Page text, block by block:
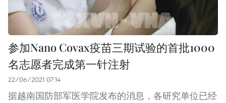
参加Nano Covax疫苗三期试验的首批1000
名志愿者完成第一针注射
22/06/2021 07:14
据越南国防部军医学院发布的消息，各研究单位已经